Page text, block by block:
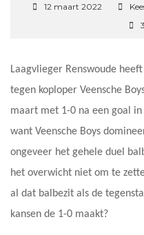
12 maart 2022
Laagvlieger Renswoude
tegen koploper Veensche
maart met 1-0 na een goal
want Veensche Boys
ongeveer het gehele duel
het overwicht niet om te
al dat balbezit als de
kansen de 1-0 maakt?